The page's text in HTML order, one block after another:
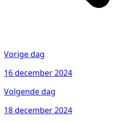
Vorige dag
16 december 2024
Volgende dag
18 december 2024